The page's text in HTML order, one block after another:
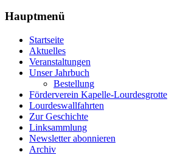
Hauptmenü
Startseite
Aktuelles
Veranstaltungen
Unser Jahrbuch
Bestellung
Förderverein Kapelle-Lourdesgrotte
Lourdeswallfahrten
Zur Geschichte
Linksammlung
Newsletter abonnieren
Archiv